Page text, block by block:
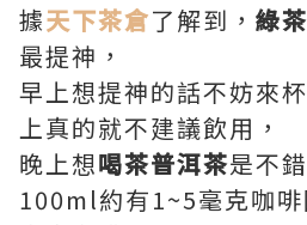
據天下茶倉了解到， 綠
最提神，
早上想提神的話不妨來
上真的就不建議飲用，
晚上想喝茶普洱茶是不
100ml約有1~5毫克咖